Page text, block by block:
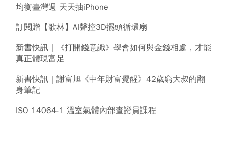
均衡臺灣週 天天抽iPhone
訂閱贈【歌林】AI聲控3D擺頭循環扇
新書快訊｜《打開錢意識》學會如何與金錢相處，才能
真正體現富足
新書快訊｜謝富旭《中年財富覺醒》42歲窮大叔的翻
身筆記
ISO 14064-1 溫室氣體內部查證員課程